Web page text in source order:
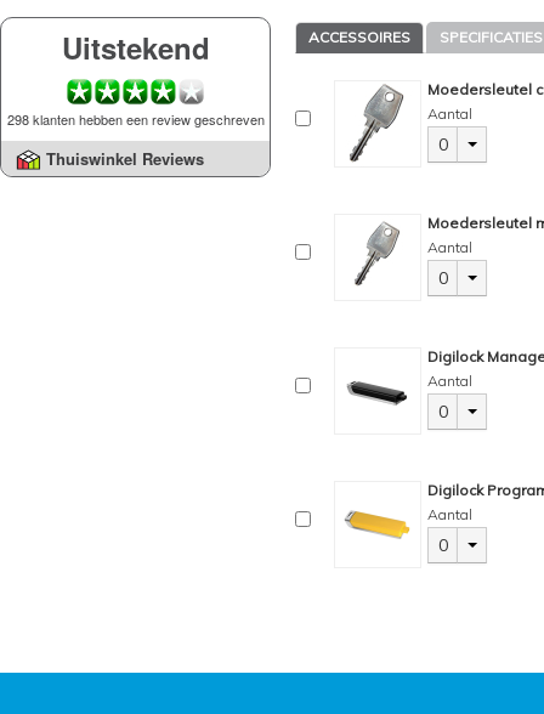
Uitstekend
298 klanten hebben een review geschreven
Thuiswinkel Reviews
ACCESSOIRES SPECIFICATIES
Moedersleutel
Aantal
0
Moedersleutel
Aantal
0
Digilock
Aantal
0
Digilock
Aantal
0